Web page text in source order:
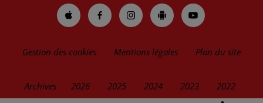
Gestion des cookies Mentions légales Plan du site
Archives 2026 2025 2024 2023 2022